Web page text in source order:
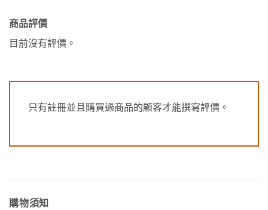
商品評價
目前沒有評價。
只有註冊並且購買過商品的顧客才能撰寫評價。
購物須知